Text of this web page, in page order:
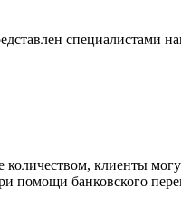
специалистами
клиенты
помощи банковского